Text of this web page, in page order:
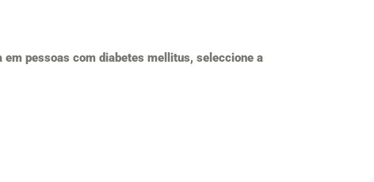
pessoas com diabetes mellitus, seleccione a